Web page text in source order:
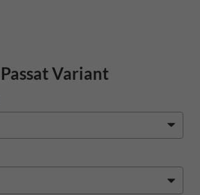
Variant